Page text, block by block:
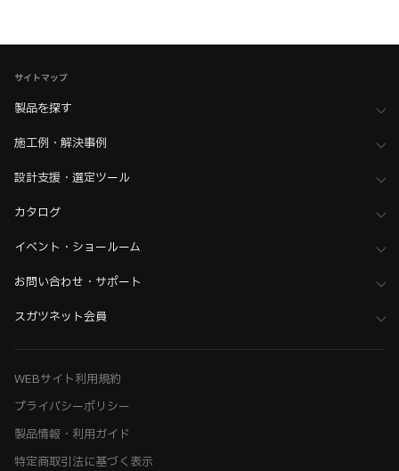
サイトマップ
製品を探す
施工例・解決事例
設計支援・選定ツール
カタログ
イベント・ショールーム
お問い合わせ・サポート
スガツネット会員
WEBサイト利用規約
プライバシーポリシー
製品情報・利用ガイド
特定商取引法に基づく表示